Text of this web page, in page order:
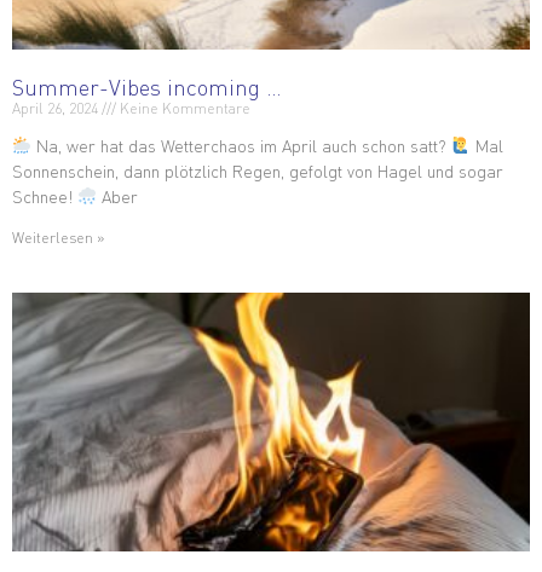
Summer-Vibes incoming …
April 26, 2024 Keine Kommentare
Na, wer hat das Wetterchaos im April auch schon satt?
Mal
Sonnenschein, dann plötzlich Regen, gefolgt von Hagel und sogar
Schnee!
Aber
Weiterlesen »